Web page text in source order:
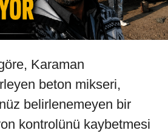
Karaman
beton mikseri,
belirlenemeyen bir
kontrolünü kaybetmesi